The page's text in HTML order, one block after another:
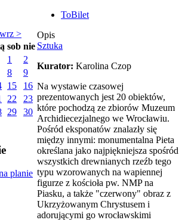
wrz >
sob nie
1
2
8
9
15
16
22
23
29
30
planie
ToBilet
Opis
Sztuka
Kurator: Karolina Czop
Na wystawie czasowej
prezentowanych jest 20 obiektów,
które pochodzą ze zbiorów Muzeum
Archidiecezjalnego we Wrocławiu.
Pośród eksponatów znalazły się
między innymi: monumentalna Pieta
określana jako najpiękniejsza spośród
wszystkich drewnianych rzeźb tego
typu wzorowanych na wapiennej
figurze z kościoła pw. NMP na
Piasku, a także "czerwony" obraz z
Ukrzyżowanym Chrystusem i
adorującymi go wrocławskimi